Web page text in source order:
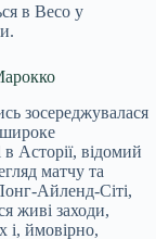
в Beco у
зосереджувалася
широке
Асторії, відомий
матчу та
Айленд-Сіті,
живі заходи,
і, ймовірно,